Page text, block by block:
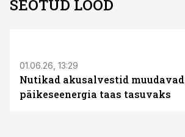
SEOTUD LOOD
01.06.26, 13:29
Nutikad akusalvestid muudavad
päikeseenergia taas tasuvaks